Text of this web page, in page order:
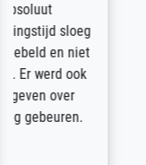
Sehr gute
des
sorgfältig
unser
Dank!